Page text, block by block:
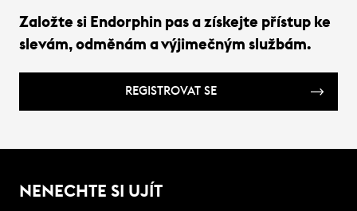
Založte si Endorphin pas a získejte přístup ke
slevám, odměnám a výjimečným službám.
REGISTROVAT SE
NENECHTE SI UJÍT